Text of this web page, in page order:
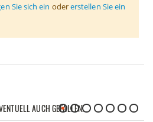
Sie sich ein odererstellen Sie ein
AUCH GEFALLEN!